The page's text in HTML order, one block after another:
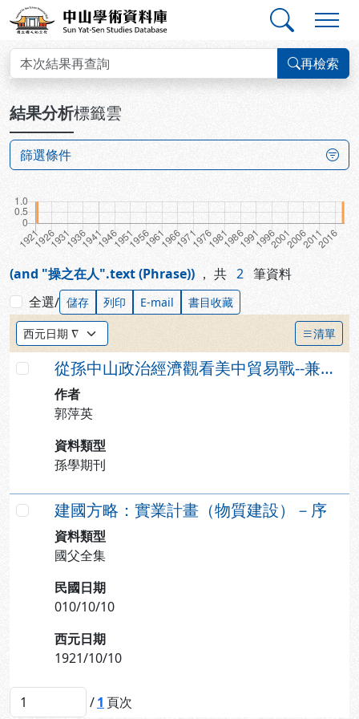
跳到主要內容
中山學術資料庫
查詢結果
再檢索
結果分析標籤雲
篩選條件
(and "操之在人".text (Phrase)) ， 共 2 筆資料
全選/ 儲存 列印 E-mail 書目收藏
排序方式： 清單
勾選
從孫中山政治經濟觀看美中貿易戰--兼論對臺灣的影響
作者
郭萍英
資料類型
孫學期刊
建國方略：實業計畫（物質建設）－序
資料類型
國父全集
民國日期
010/10/10
西元日期
1921/10/10
/1 頁次